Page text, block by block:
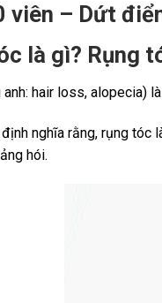
viên – Dứt
là gì? Rụng
anh: hair loss, alopecia)
nghĩa rằng, rụng
hói.